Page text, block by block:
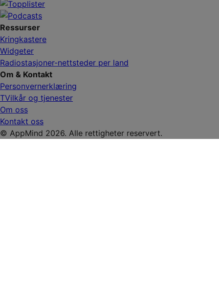
Ressurser
Kringkastere
Widgeter
Radiostasjoner-nettsteder per land
Om & Kontakt
Personvernerklæring
TVilkår og tjenester
Om oss
Kontakt oss
© AppMind 2026. Alle rettigheter reservert.